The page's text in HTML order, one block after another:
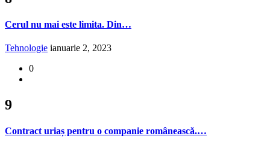
Cerul nu mai este limita. Din…
Tehnologie ianuarie 2, 2023
0
9
Contract uriaș pentru o companie românească.…